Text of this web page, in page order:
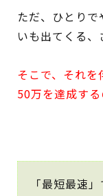
ただ、ひとり
いも出てくる
そこで、それ
50万を達成す
「最短最速